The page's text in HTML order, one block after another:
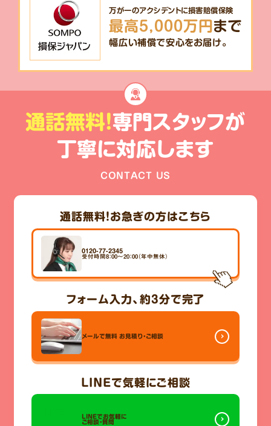
万が一のアクシデントに損害賠償保険
最高5,000万円まで
幅広い補償で安心をお届け。
通話無料!専門スタッフが
丁寧に対応します
CONTACT US
通話無料！お急ぎの方はこちら
0120-77-2345
受付時間8：00～20：00（年中無休）
フォーム入力、 約3分で完了
メールで無料 お見積り・ご相談
LINEで気軽にご相談
LINEでお気軽に
ご相談・質問